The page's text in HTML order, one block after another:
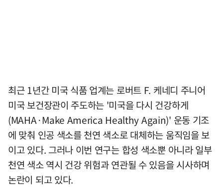
최근 1년간 미국 식품 업계는 로버트 F. 케네디 주니어
미국 보건장관이 주도하는 '미국을 다시 건강하게
(MAHA·Make America Healthy Again)' 운동 기조
에 맞춰 인공 색소를 천연 색소로 대체하는 움직임을 보
이고 있다. 그러나 이번 연구는 합성 색소뿐 아니라 일부
천연 색소 역시 건강 위험과 연관될 수 있음을 시사하며
논란이 되고 있다.